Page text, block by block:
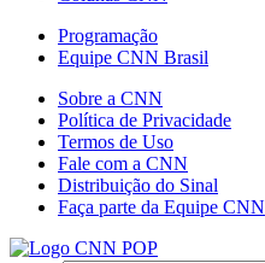
Programação
Equipe CNN Brasil
Sobre a CNN
Política de Privacidade
Termos de Uso
Fale com a CNN
Distribuição do Sinal
Faça parte da Equipe CNN